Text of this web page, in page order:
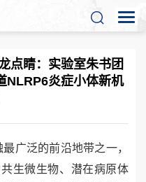
点睛：实验室朱书团
NLRP6炎症小体新机
广泛的前沿地带之一，
生微生物、潜在病原体